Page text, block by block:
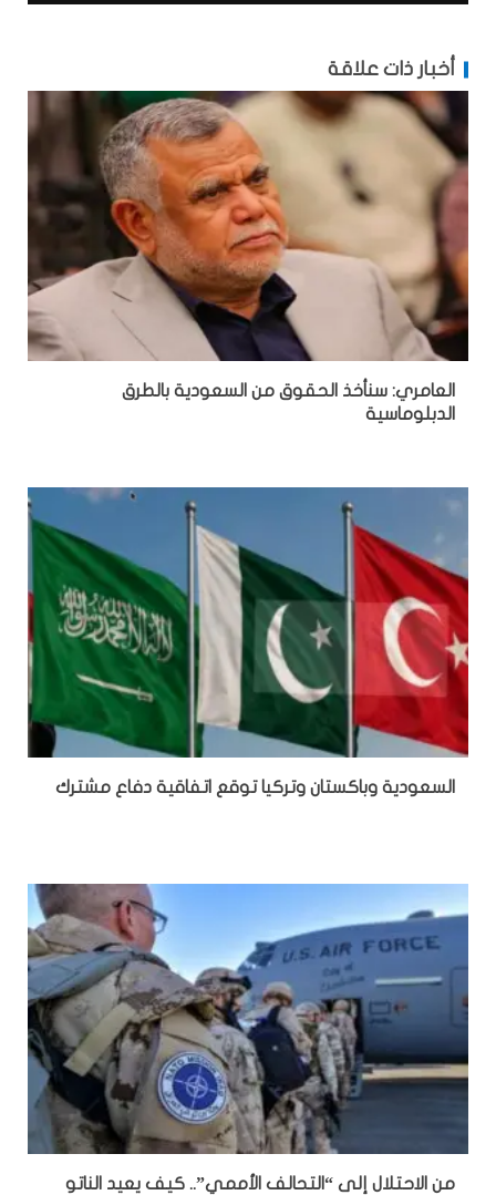
أخبار ذات علاقة
العامري: سنأخذ الحقوق من السعودية بالطرق
الدبلوماسية
السعودية وباكستان وتركيا توقع اتفاقية دفاع مشترك
من الاحتلال إلى “التحالف الأممي”.. كيف يعيد الناتو